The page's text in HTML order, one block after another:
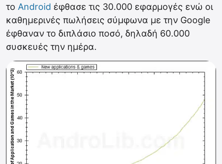
το Android έφθασε τις 30.000 εφαρμογές ενώ οι
καθημερινές πωλήσεις σύμφωνα με την Google
έφθαναν το διπλάσιο ποσό, δηλαδή 60.000
συσκευές την ημέρα.